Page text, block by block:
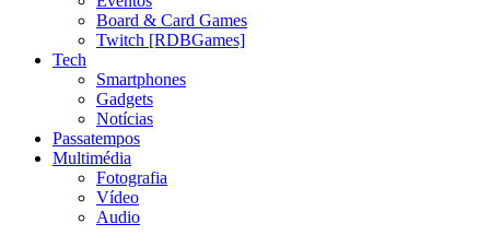
Board & Card Games
Twitch [RDBGames]
Tech
Smartphones
Gadgets
Notícias
Passatempos
Multimédia
Fotografia
Vídeo
Audio